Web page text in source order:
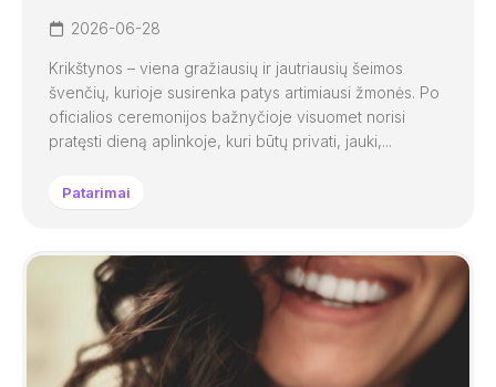
2026-06-28
Krikštynos – viena gražiausių ir jautriausių šeimos
švenčių, kurioje susirenka patys artimiausi žmonės. Po
oficialios ceremonijos bažnyčioje visuomet norisi
pratęsti dieną aplinkoje, kuri būtų privati, jauki,...
Patarimai